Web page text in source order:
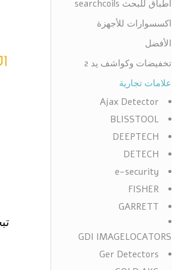
أطباق للبحث searchcoils
اكسسوارات للأجهزة
الأفضل
تخفيضات وكواشف يد 2
علامات تجارية
Ajax Detector
BLISSTOOL
DEEPTECH
DETECH
e-security
FISHER
GARRETT
GDI IMAGELOCATORS
Ger Detectors